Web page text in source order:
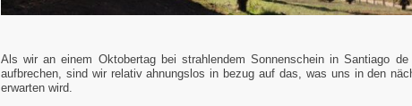
Als wir an einem Oktobertag bei strahlendem Sonnenschein in Santiago
aufbrechen, sind wir relativ ahnungslos in bezug auf das, was uns in den
erwarten wird.